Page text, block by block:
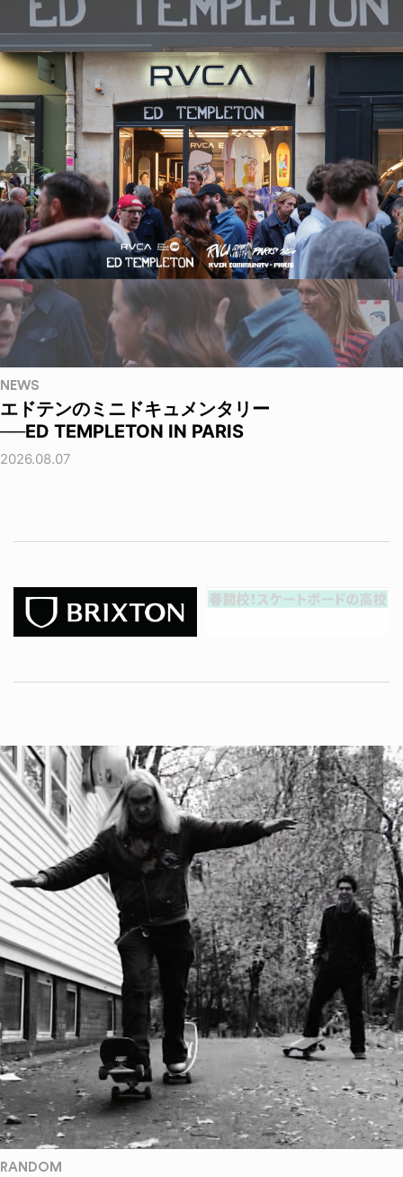
NEWS
エドテンのミニドキュメンタリー
──ED TEMPLETON IN PARIS
2026.08.07
RANDOM